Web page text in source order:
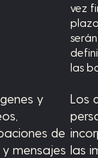
vez
las
y
de
mensajes
Los
las